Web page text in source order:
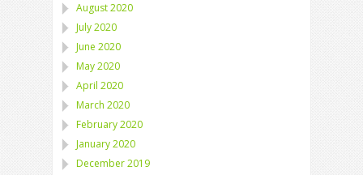
August 2020
July 2020
June 2020
May 2020
April 2020
March 2020
February 2020
January 2020
December 2019